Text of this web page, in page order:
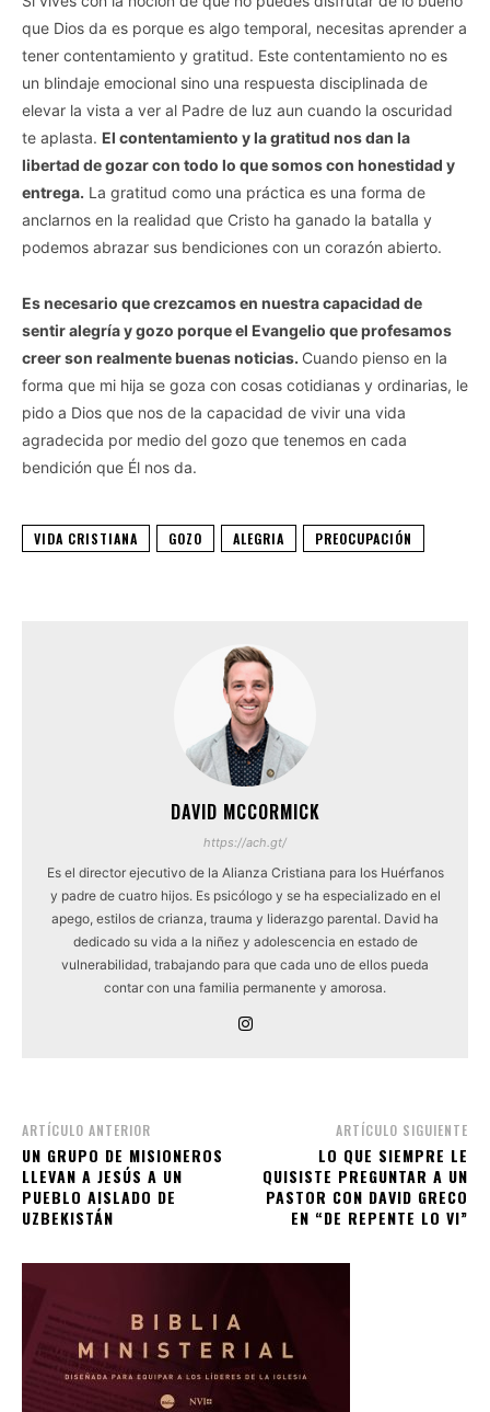
que Dios da es porque es algo temporal, necesitas aprender a
tener contentamiento y gratitud. Este contentamiento no es
un blindaje emocional sino una respuesta disciplinada de
elevar la vista a ver al Padre de luz aun cuando la oscuridad
te aplasta. El contentamiento y la gratitud nos dan la
libertad de gozar con todo lo que somos con honestidad y
entrega. La gratitud como una práctica es una forma de
anclarnos en la realidad que Cristo ha ganado la batalla y
podemos abrazar sus bendiciones con un corazón abierto.
Es necesario que crezcamos en nuestra capacidad de
sentir alegría y gozo porque el Evangelio que profesamos
creer son realmente buenas noticias. Cuando pienso en la
forma que mi hija se goza con cosas cotidianas y ordinarias, le
pido a Dios que nos de la capacidad de vivir una vida
agradecida por medio del gozo que tenemos en cada
bendición que Él nos da.
VIDA CRISTIANA GOZO ALEGRIA PREOCUPACIÓN
DAVID MCCORMICK
https://ach.gt/
Es el director ejecutivo de la Alianza Cristiana para los Huérfanos
y padre de cuatro hijos. Es psicólogo y se ha especializado en el
apego, estilos de crianza, trauma y liderazgo parental. David ha
dedicado su vida a la niñez y adolescencia en estado de
vulnerabilidad, trabajando para que cada uno de ellos pueda
contar con una familia permanente y amorosa.
ARTÍCULO ANTERIOR
UN GRUPO DE MISIONEROS
LLEVAN A JESÚS A UN
PUEBLO AISLADO DE
UZBEKISTÁN
ARTÍCULO SIGUIENTE
LO QUE SIEMPRE LE
QUISISTE PREGUNTAR A UN
PASTOR CON DAVID GRECO
EN “DE REPENTE LO VI”